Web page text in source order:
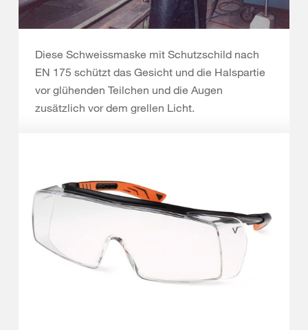
Diese Schweissmaske mit Schutzschild nach
EN 175 schützt das Gesicht und die Halspartie
vor glühenden Teilchen und die Augen
zusätzlich vor dem grellen Licht.